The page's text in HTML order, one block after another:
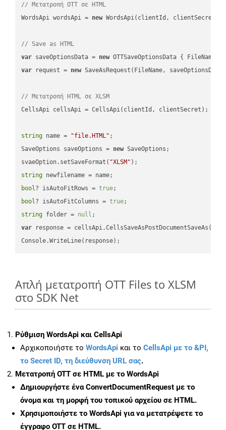
// Μετατροπή OTT σε HTML
WordsApi wordsApi = new WordsApi(clientId, clientSecret);
// Save as HTML
var saveOptionsData = new OTTSaveOptionsData { FileName =
var request = new SaveAsRequest(FileName,
// Μετατροπή HTML σε XLSM
CellsApi cellsApi = CellsApi(clientId, clientSecret);
string name = "file.HTML" ;
SaveOptions saveOptions = new SaveOptions;
svaeOption.setSaveFormat( "XLSM"
string
bool? isAutoFitRows = true
bool? isAutoFitColumns = true
string folder = null
var response =
Απλή μετατροπή OTT Files to XLSM
στο SDK Net
Ρύθμιση WordsApi και CellsApi
Αρχικοποιήστε το WordsApi και το CellsApi με το &PI,
το Secret ID, τη διεύθυνση URL σας.
Μετατροπή OTT σε HTML με το WordsApi
Δημιουργήστε έναConvertDocumentRequest με το
όνομα και τη μορφή του τοπικού αρχείου σε HTML.
Χρησιμοποιήστε το WordsApi για να μετατρέψετε το
έγγραφο OTT σε HTML.